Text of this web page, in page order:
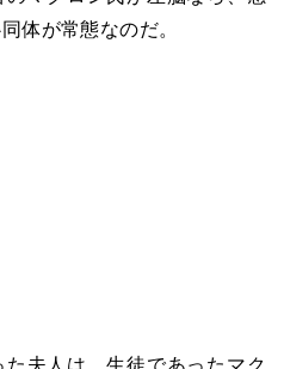
体が常態なのだ。
夫人は、生徒であったマク